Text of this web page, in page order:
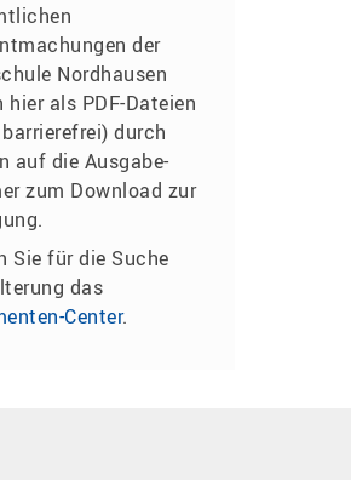
der
Nordhausen
hier als PDF-Dateien
durch
auf die Ausgabe-
zum Download zur
Sie für die Suche
das
Center.